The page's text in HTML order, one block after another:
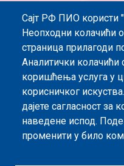
Footer menu
Информатор
Заштита података о
Информације од
Мапа сајта
Архива
Политика безбедности
Сајт РФ ПИО користи
Неопходни колачићи
страница прилагоди
Аналитички колачићи
коришћења услуга у
корисничког
дајете сагласност
наведене испод.
променити у било ком